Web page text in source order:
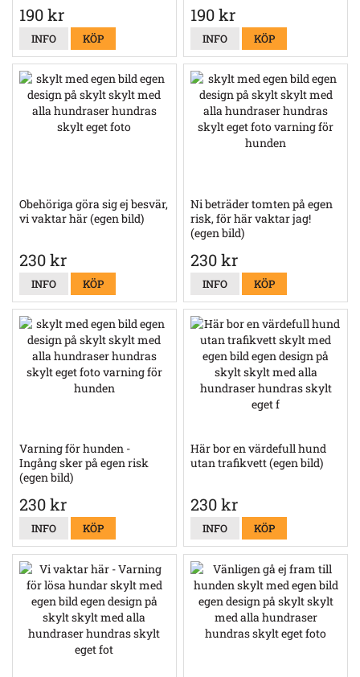
190 kr
INFO KÖP
190 kr
INFO KÖP
Obehöriga göra sig ej besvär,
vi vaktar här (egen bild)
230 kr
INFO KÖP
Ni beträder tomten på egen
risk, för här vaktar jag!
(egen bild)
230 kr
INFO KÖP
Varning för hunden -
Ingång sker på egen risk
(egen bild)
230 kr
INFO KÖP
Här bor en värdefull hund
utan trafikvett (egen bild)
230 kr
INFO KÖP